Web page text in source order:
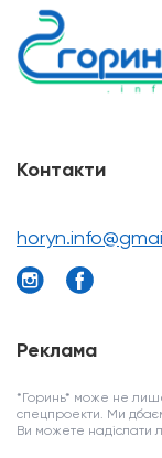
Контакти
Реклама
*Горинь* може не
спецпроекти. Ми
Ви можете надіслати